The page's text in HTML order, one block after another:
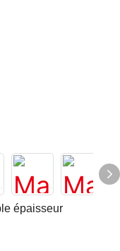
épaisseur